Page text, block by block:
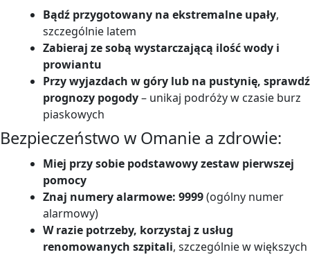
Bądź przygotowany na ekstremalne upały,
szczególnie latem
Zabieraj ze sobą wystarczającą ilość wody i
prowiantu
Przy wyjazdach w góry lub na pustynię, sprawdź
prognozy pogody– unikaj podróży w czasie burz
piaskowych
Bezpieczeństwo w Omanie a zdrowie:
Miej przy sobie podstawowy zestaw pierwszej
pomocy
Znaj numery alarmowe: 9999(ogólny numer
alarmowy)
W razie potrzeby, korzystaj z usług
renomowanych szpitali, szczególnie w większych